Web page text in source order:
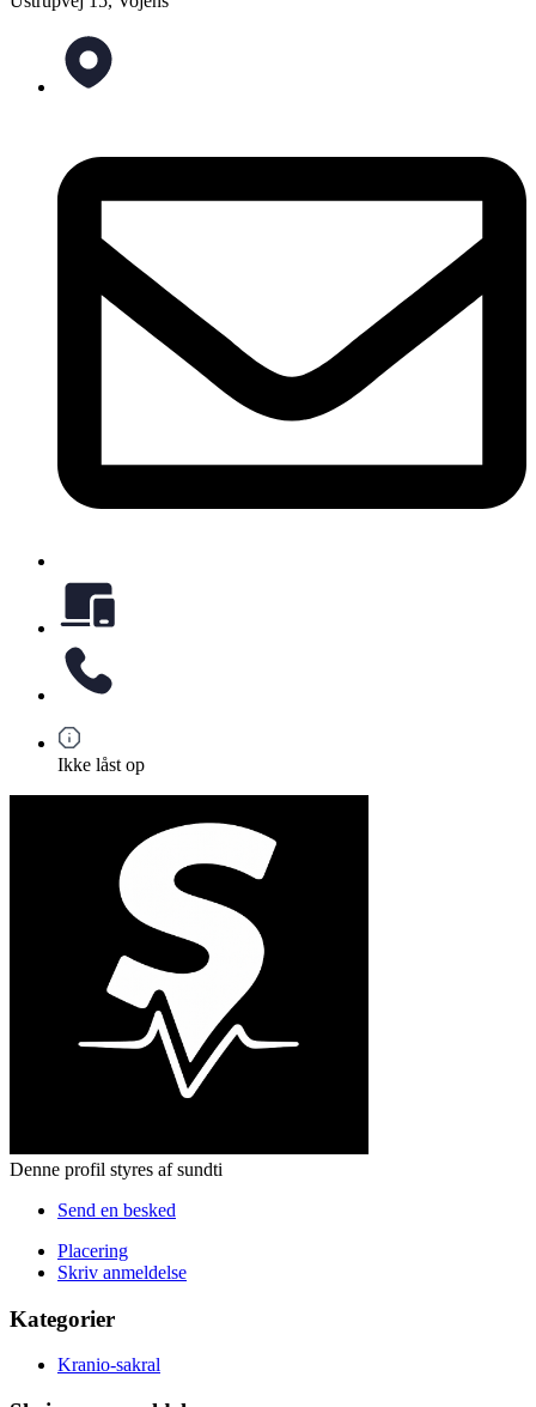
Ikke låst op
Denne profil styres af sundti
Send en besked
Placering
Skriv anmeldelse
Kategorier
Kranio-sakral